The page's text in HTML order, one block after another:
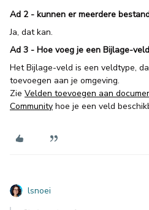
Ad 2 - kunnen er meerdere
Ja, dat kan.
Ad 3 - Hoe voeg je een Bijlage-
Het Bijlage-veld is een veldtype,
toevoegen aan je omgeving.
Zie Velden toevoegen aan
Community hoe je een veld
lsnoei